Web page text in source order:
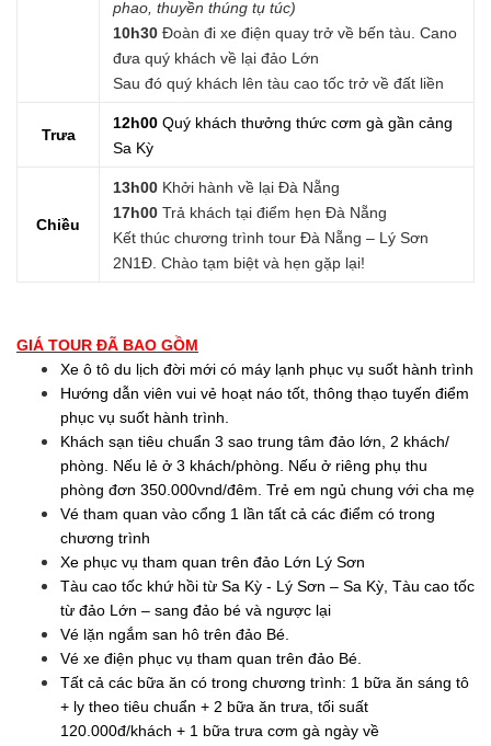
phao, thuyền thúng tụ túc)
10h30Đoàn đi xe điện quay trở về bến tàu. Cano
đưa quý khách về lại đảo Lớn
Sau đó quý khách lên tàu cao tốc trở về đất liền
Trưa
12h00Quý khách thưởng thức cơm gà gần cảng
Sa Kỳ
Chiều
13h00 Khởi hành về lại Đà Nẵng
17h00 Trả khách tại điểm hẹn Đà Nẵng
Kết thúc chương trình tour Đà Nẵng – Lý Sơn
2N1Đ. Chào tạm biệt và hẹn gặp lại!
GIÁ TOUR ĐÃ BAO GỒM
Xe ô tô du lịch đời mới có máy lạnh phục vụ suốt hành trình
Hướng dẫn viên vui vẻ hoạt náo tốt, thông thạo tuyến điểm
phục vụ suốt hành trình.
Khách sạn tiêu chuẩn 3 sao trung tâm đảo lớn, 2 khách/
phòng. Nếu lẻ ở 3 khách/phòng. Nếu ở riêng phụ thu
phòng đơn 350.000vnd/đêm. Trẻ em ngủ chung với cha mẹ
Vé tham quan vào cổng 1 lần tất cả các điểm có trong
chương trình
Xe phục vụ tham quan trên đảo Lớn Lý Sơn
Tàu cao tốc khứ hồi từ Sa Kỳ - Lý Sơn – Sa Kỳ, Tàu cao tốc
từ đảo Lớn – sang đảo bé và ngược lại
Vé lặn ngắm san hô trên đảo Bé.
Vé xe điện phục vụ tham quan trên đảo Bé.
Tất cả các bữa ăn có trong chương trình: 1 bữa ăn sáng tô
+ ly theo tiêu chuẩn + 2 bữa ăn trưa, tối suất
120.000đ/khách + 1 bữa trưa cơm gà ngày về